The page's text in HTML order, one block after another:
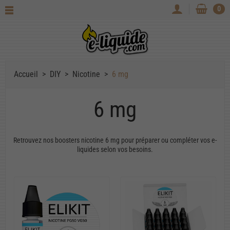
0
Accueil DIY Nicotine 6 mg
6 mg
Retrouvez nos boosters nicotine 6 mg pour préparer ou compléter vos e-
liquides selon vos besoins.